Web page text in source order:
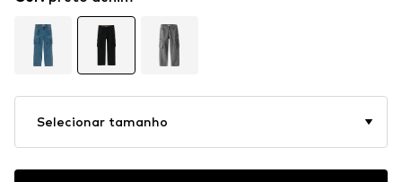
Selecionar tamanho